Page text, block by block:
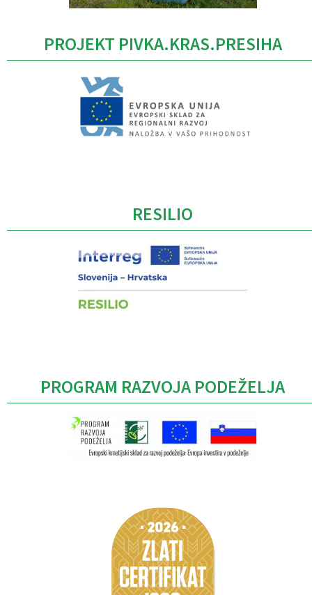
PROJEKT PIVKA.KRAS.PRESIHA
RESILIO
PROGRAM RAZVOJA PODEŽELJA